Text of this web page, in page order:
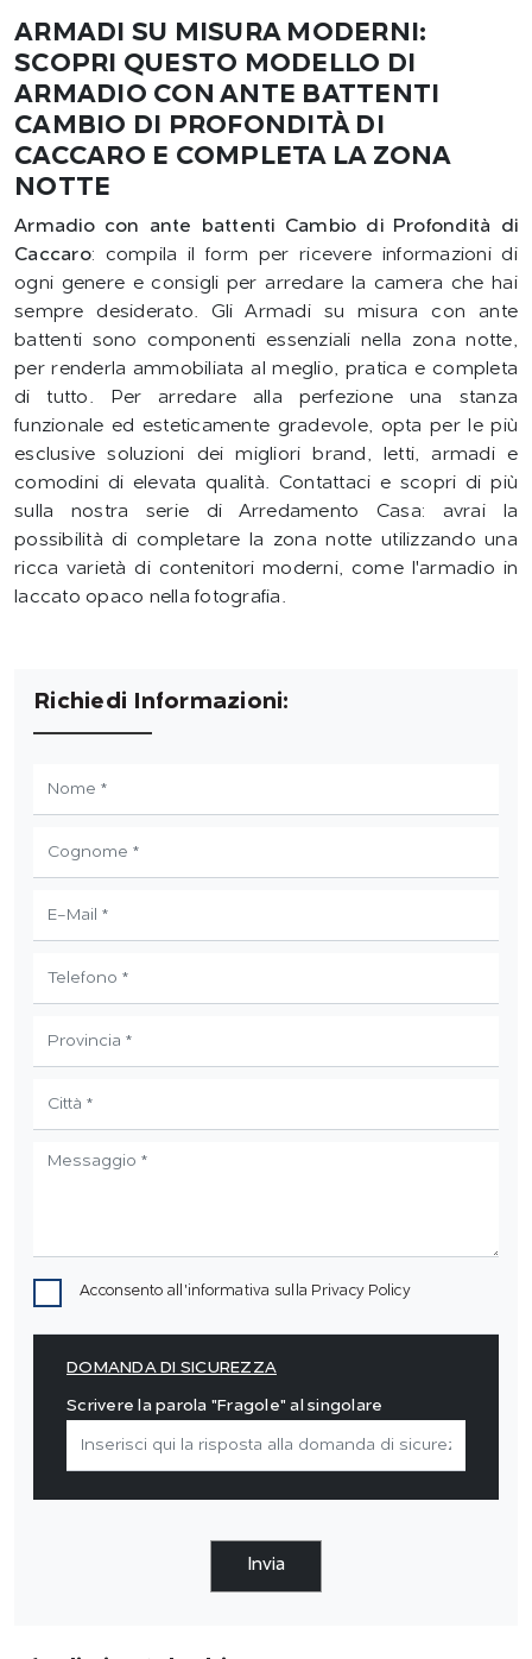
ARMADI SU MISURA MODERNI:
SCOPRI QUESTO MODELLO DI
ARMADIO CON ANTE BATTENTI
CAMBIO DI PROFONDITÀ DI
CACCARO E COMPLETA LA ZONA
NOTTE
Armadio con ante battenti Cambio di Profondità di
Caccaro: compila il form per ricevere informazioni di
ogni genere e consigli per arredare la camera che hai
sempre desiderato. Gli Armadi su misura con ante
battenti sono componenti essenziali nella zona notte,
per renderla ammobiliata al meglio, pratica e completa
di tutto. Per arredare alla perfezione una stanza
funzionale ed esteticamente gradevole, opta per le più
esclusive soluzioni dei migliori brand, letti, armadi e
comodini di elevata qualità. Contattaci e scopri di più
sulla nostra serie di Arredamento Casa: avrai la
possibilità di completare la zona notte utilizzando una
ricca varietà di contenitori moderni, come l'armadio in
laccato opaco nella fotografia.
Richiedi Informazioni:
Acconsento all'informativa sulla Privacy Policy
DOMANDA DI SICUREZZA
Scrivere la parola "Fragole" al singolare
Invia